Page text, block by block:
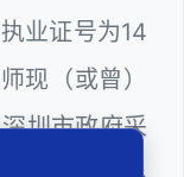
业证号为14
现（或曾）
圳市政府采